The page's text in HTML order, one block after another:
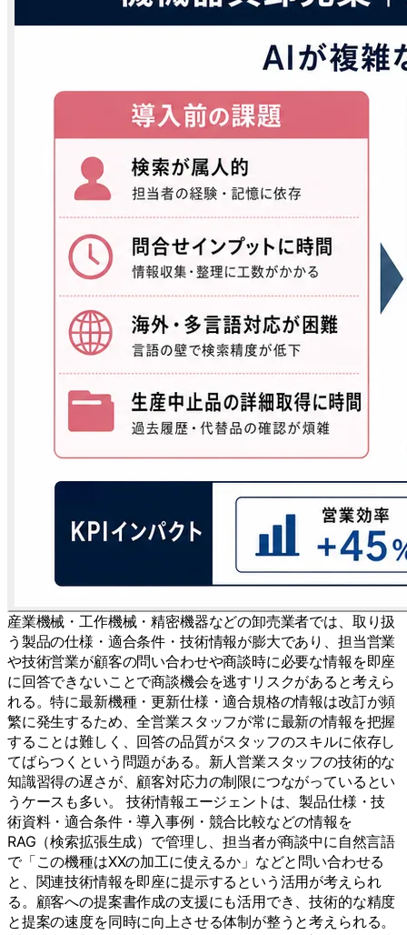
産業機械・工作機械・精密機器などの卸売業者では、取り扱
う製品の仕様・適合条件・技術情報が膨大であり、担当営業
や技術営業が顧客の問い合わせや商談時に必要な情報を即座
に回答できないことで商談機会を逃すリスクがあると考えら
れる。特に最新機種・更新仕様・適合規格の情報は改訂が頻
繁に発生するため、全営業スタッフが常に最新の情報を把握
することは難しく、回答の品質がスタッフのスキルに依存し
てばらつくという問題がある。新人営業スタッフの技術的な
知識習得の遅さが、顧客対応力の制限につながっているとい
うケースも多い。 技術情報エージェントは、製品仕様・技
術資料・適合条件・導入事例・競合比較などの情報を
RAG（検索拡張生成）で管理し、担当者が商談中に自然言語
で「この機種はXXの加工に使えるか」などと問い合わせる
と、関連技術情報を即座に提示するという活用が考えられ
る。顧客への提案書作成の支援にも活用でき、技術的な精度
と提案の速度を同時に向上させる体制が整うと考えられる。